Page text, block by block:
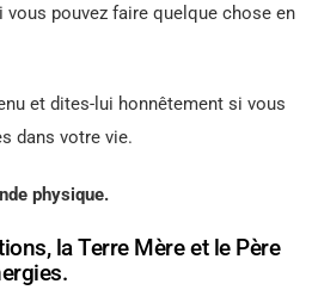
vous pouvez faire quelque chose en
et dites-lui honnêtement si vous
dans votre vie.
physique.
la Terre Mère et le Père